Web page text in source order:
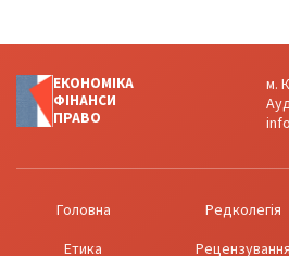
ЕКОНОМІКА
ФІНАНСИ
ПРАВО
м.
Головна Редколегія
Етика
Рецензування